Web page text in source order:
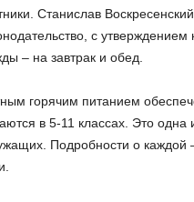
Станислав
с утверждением
– на завтрак и обед.
горячим питанием
в 5-11 классах. Это одна
Подробности о каждой